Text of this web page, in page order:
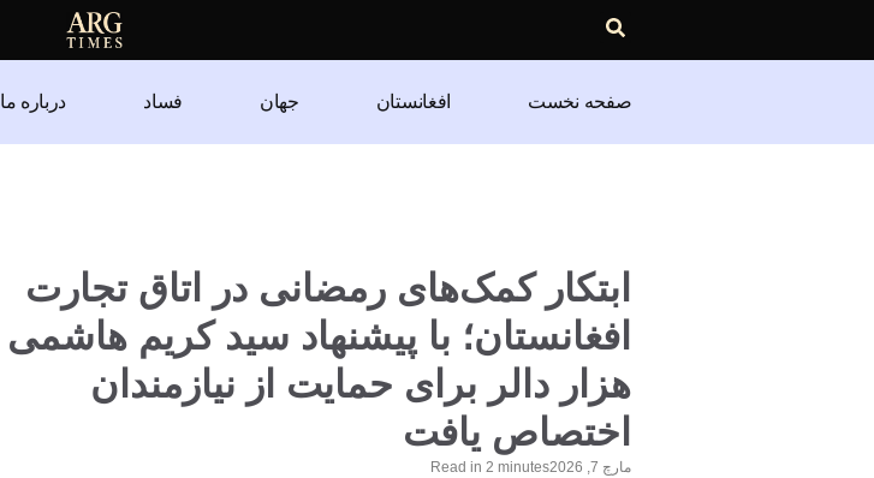
صفحه نخست افغانستان جهان فساد درباره ما
ابتکار کمک‌های رمضانی در اتاق تجارت
هزار دالر برای حمایت از نیازمندان
اختصاص یافت
مارچ 7, 2026 Read in2 minutes